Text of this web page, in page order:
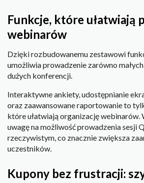
Funkcje, które ułatwiają
webinarów
Dzięki rozbudowanemu zestawowi
umożliwia prowadzenie zarówno
dużych konferencji.
Interaktywne ankiety, udostępnianie
oraz zaawansowane raportowanie to
które ułatwiają organizację
uwagę na możliwość prowadzenia sesji
rzeczywistym, co znacznie zwiększa
uczestników.
Kupony bez frustracji: